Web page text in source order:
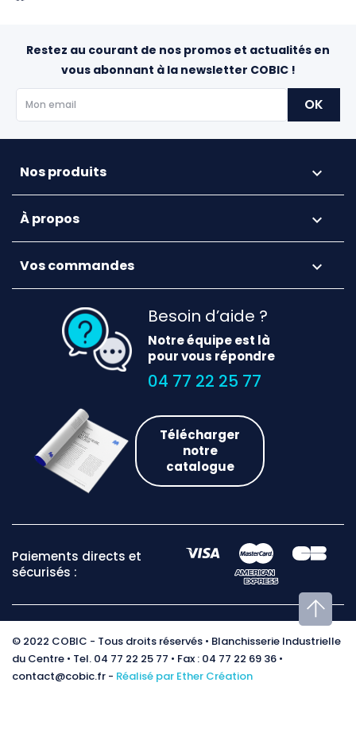
Restez au courant de nos promos et actualités en
vous abonnant à la newsletter COBIC !
Nos produits 
À propos 
Vos commandes 
Besoin d’aide ?
Notre équipe est là
pour vous répondre
04 77 22 25 77
Télécharger
notre
catalogue
Paiements directs et
sécurisés :
© 2022 COBIC - Tous droits réservés • Blanchisserie Industrielle
du Centre • Tel. 04 77 22 25 77 • Fax : 04 77 22 69 36 •
contact@cobic.fr - Réalisé par Ether Création